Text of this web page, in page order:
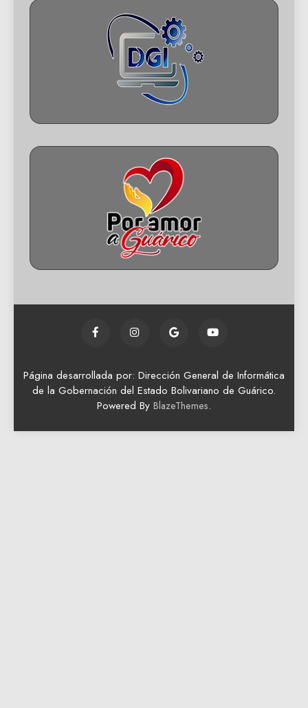
Página desarrollada por: Dirección General de Informática
de la Gobernación del Estado Bolivariano de Guárico.
Powered By BlazeThemes.